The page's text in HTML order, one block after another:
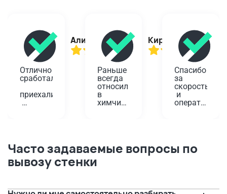
Алина
Отлично
сработали,
приехали
старую
плиту.
Водитель
Кирилл
Раньше
всегда
относил
в
химчистку
так
с
Спасибо
за
скорость
и
юбилей,
буквально
Часто задаваемые вопросы по
вывозу стенки